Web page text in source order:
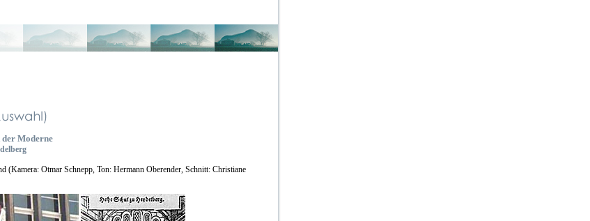
der Moderne
(Kamera: Otmar Schnepp, Ton: Hermann Oberender, Schnitt: Christiane